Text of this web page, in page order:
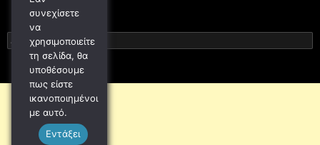
Αναζήτηση
για:
συνεχίσετε
να
χρησιμοποιείτε
τη σελίδα, θα
υποθέσουμε
πως είστε
ικανοποιημένοι
με αυτό.
Εντάξει